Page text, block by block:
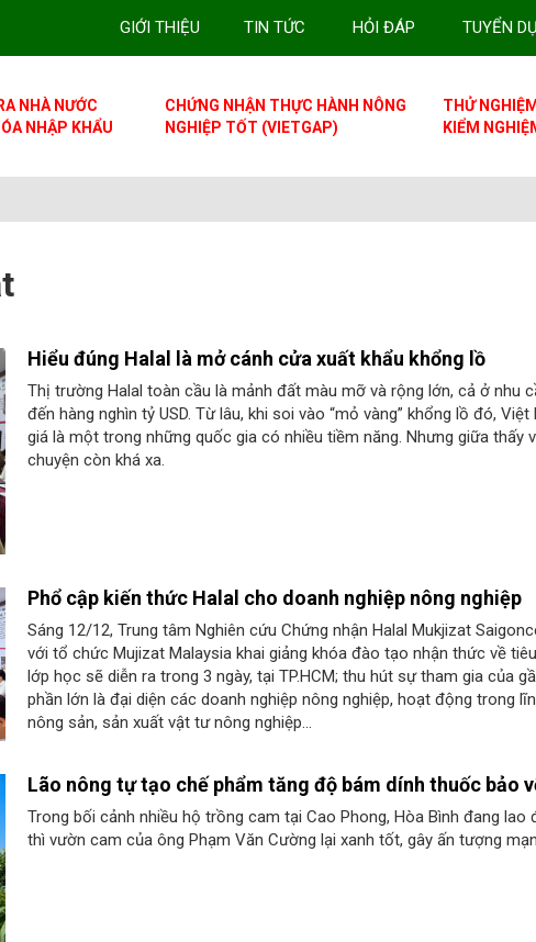
GIỚI THIỆU TIN TỨC HỎI ĐÁP TUYỂN
NHÀ NƯỚC
NHẬP KHẨU
CHỨNG NHẬN THỰC HÀNH NÔNG
NGHIỆP TỐT (VIETGAP)
THỬ
KIỂM
Hiểu đúng Halal là mở cánh cửa xuất khẩu khổng lồ
Thị trường Halal toàn cầu là mảnh đất màu mỡ và rộng lớn, cả ở nhu
đến hàng nghìn tỷ USD. Từ lâu, khi soi vào “mỏ vàng” khổng lồ đó,
giá là một trong những quốc gia có nhiều tiềm năng. Nhưng giữa thấy
chuyện còn khá xa.
Phổ cập kiến thức Halal cho doanh nghiệp nông nghiệp
Sáng 12/12, Trung tâm Nghiên cứu Chứng nhận Halal Mukjizat
với tổ chức Mujizat Malaysia khai giảng khóa đào tạo nhận thức về
lớp học sẽ diễn ra trong 3 ngày, tại TP.HCM; thu hút sự tham gia của
phần lớn là đại diện các doanh nghiệp nông nghiệp, hoạt động trong
nông sản, sản xuất vật tư nông nghiệp…
Lão nông tự tạo chế phẩm tăng độ bám dính thuốc bảo
Trong bối cảnh nhiều hộ trồng cam tại Cao Phong, Hòa Bình đang lao
thì vườn cam của ông Phạm Văn Cường lại xanh tốt, gây ấn tượng